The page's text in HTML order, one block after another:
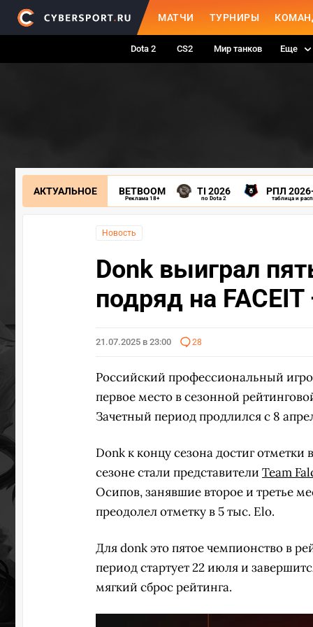
МАТЧИ ТУРНИРЫ
Dota 2 CS2 Мир танков Еще
АКТУАЛЬНОЕ BETBOOM
Реклама 18+
TI 2026
по Dota 2
РПЛ
таблица и
Новость
Donk выиграл
подряд на
21.07.2025 в 23:00 28
Российский профессиональный
первое место в сезонной
Зачетный период продлился с 8
Donk к концу сезона достиг
сезоне стали представители Team
Осипов, занявшие второе и третье
преодолел отметку в 5 тыс. Elo.
Для donk это пятое чемпионство в
период стартует 22 июля и
мягкий сброс рейтинга.